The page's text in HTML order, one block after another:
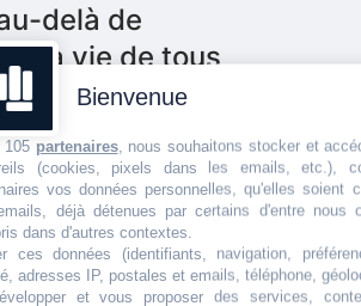
delà de
la vie de tous
ce soit pour
les
permet de
quête de
Bienvenue
105 partenaires, nous souhaitons stocker et
(cookies, pixels dans les emails, etc.),
vos données personnelles, qu'elles soient
déjà détenues par certains d'entre nous
dans d'autres contextes.
ces données (identifiants, navigation,
adresses IP, postales et emails, téléphone,
et vous proposer des services,